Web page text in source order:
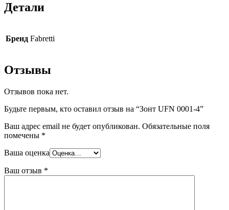
Детали
Бренд Fabretti
Отзывы
Отзывов пока нет.
Будьте первым, кто оставил отзыв на “Зонт UFN 0001-4”
Ваш адрес email не будет опубликован. Обязательные поля
помечены *
Ваша оценка
Ваш отзыв *